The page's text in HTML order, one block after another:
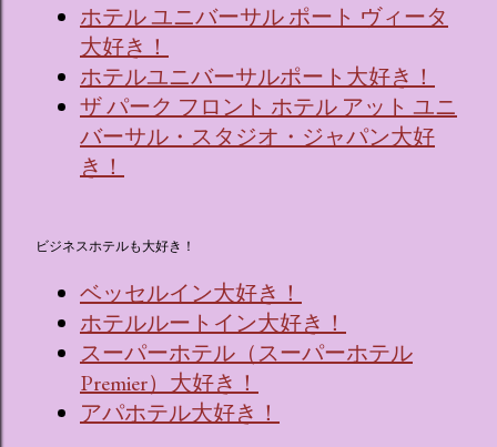
ホテル ユニバーサル ポート ヴィータ
大好き！
ホテルユニバーサルポート大好き！
ザ パーク フロント ホテル アット ユニ
バーサル・スタジオ・ジャパン大好
き！
ビジネスホテルも大好き！
ベッセルイン大好き！
ホテルルートイン大好き！
スーパーホテル（スーパーホテル
Premier）大好き！
アパホテル大好き！